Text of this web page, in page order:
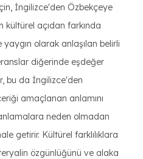
İngilizce'den Özbekçeye
kültürel açıdan farkında
olarak anlaşılan belirli
diğerinde eşdeğer
bu da İngilizce'den
amaçlanan anlamını
neden olmadan
getirir. Kültürel farklılıklara
özgünlüğünü ve alaka